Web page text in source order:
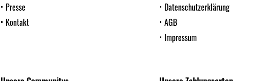
Presse
Kontakt
Datenschutzerklärung
AGB
Impressum